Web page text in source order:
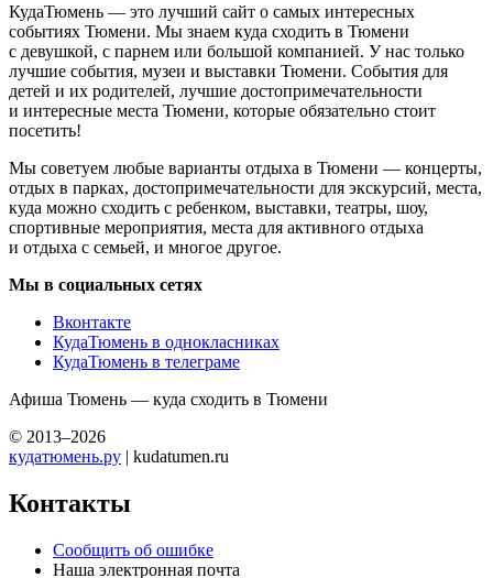
КудаТюмень — это лучший сайт о самых интересных
событиях Тюмени. Мы знаем куда сходить в Тюмени
с девушкой, с парнем или большой компанией. У нас только
лучшие события, музеи и выставки Тюмени. События для
детей и их родителей, лучшие достопримечательности
и интересные места Тюмени, которые обязательно стоит
посетить!
Мы советуем любые варианты отдыха в Тюмени — концерты,
отдых в парках, достопримечательности для экскурсий, места,
куда можно сходить с ребенком, выставки, театры, шоу,
спортивные мероприятия, места для активного отдыха
и отдыха с семьей, и многое другое.
Мы в социальных сетях
Вконтакте
КудаТюмень в однокласниках
КудаТюмень в телеграме
Афиша Тюмень — куда сходить в Тюмени
© 2013–2026
кудатюмень.ру | kudatumen.ru
Контакты
Сообщить об ошибке
Наша электронная почта